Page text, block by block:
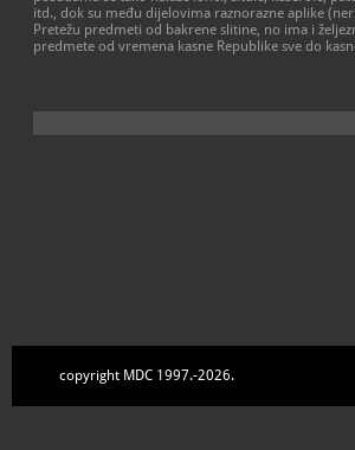
itd., dok su među dijelovima raznorazne aplike
Pretežu predmeti od bakrene slitine, no ima i
predmete od vremena kasne Republike sve do
copyright MDC 1997.-2026.